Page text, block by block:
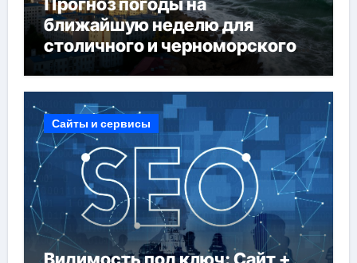
ближайшую неделю для
столичного и черноморского
регионов
Сайты и сервисы
Видимость под ключ: Сайт +